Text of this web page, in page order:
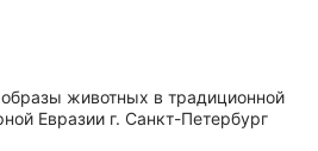
животных в традиционной
Евразии г. Санкт-Петербург